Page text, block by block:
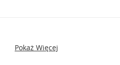
Pokaż Więcej